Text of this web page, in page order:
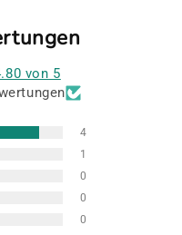
von 5
4
1
0
0
0